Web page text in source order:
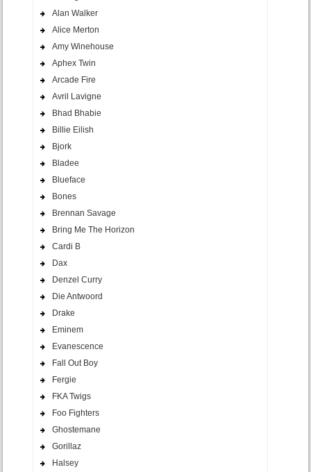
Alan Walker
Alice Merton
Amy Winehouse
Aphex Twin
Arcade Fire
Avril Lavigne
Bhad Bhabie
Billie Eilish
Bjork
Bladee
Blueface
Bones
Brennan Savage
Bring Me The Horizon
Cardi B
Dax
Denzel Curry
Die Antwoord
Drake
Eminem
Evanescence
Fall Out Boy
Fergie
FKA Twigs
Foo Fighters
Ghostemane
Gorillaz
Halsey